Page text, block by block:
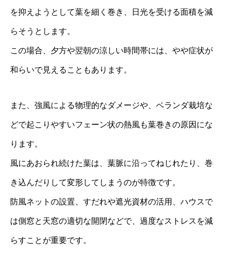
を抑えようとして葉を細く巻き、日光を受ける面積を減
らそうとします。
この場合、夕方や翌朝の涼しい時間帯には、やや症状が
和らいで見えることもあります。
また、強風による物理的なダメージや、ベランダ栽培な
どで起こりやすいフェーン状の熱風も葉巻きの原因にな
ります。
風にあおられ続けた葉は、葉脈に沿ってねじれたり、巻
き込んだりして変形してしまうのが特徴です。
防風ネットの設置、すだれや遮光資材の活用、ハウスで
は側窓と天窓の適切な開閉などで、過度なストレスを減
らすことが重要です。